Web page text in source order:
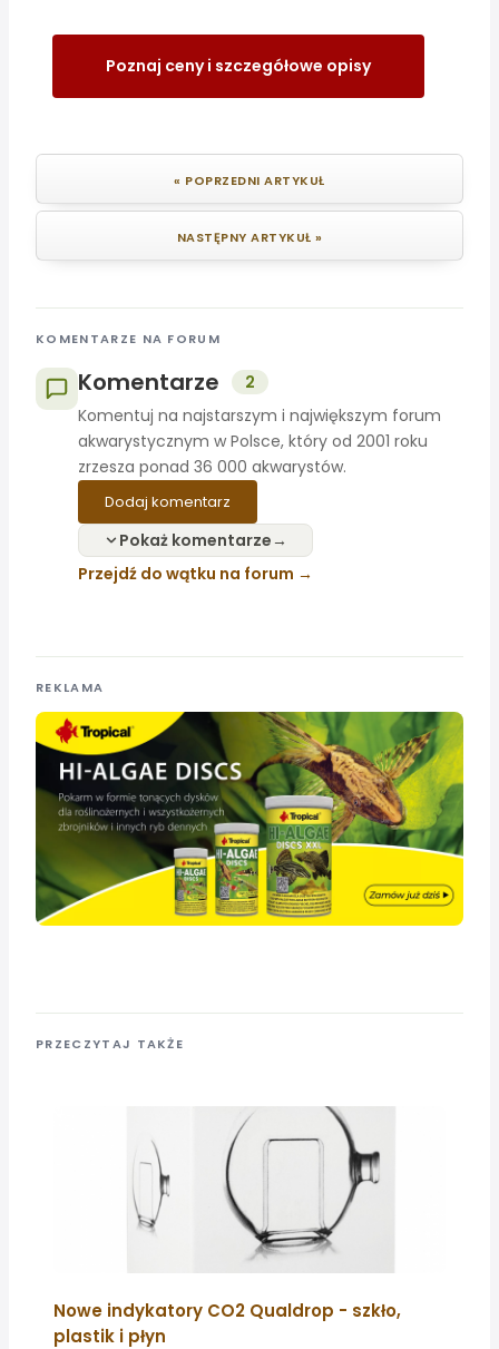
Poznaj ceny i szczegółowe opisy
« POPRZEDNI ARTYKUŁ
NASTĘPNY ARTYKUŁ »
KOMENTARZE NA FORUM
Komentarze
2
Komentuj na najstarszym i największym forum
akwarystycznym w Polsce, który od 2001 roku
zrzesza ponad 36 000 akwarystów.
Dodaj komentarz
Pokaż komentarze
Przejdź do wątku na forum
REKLAMA
PRZECZYTAJ TAKŻE
Nowe indykatory CO2 Qualdrop - szkło,
plastik i płyn